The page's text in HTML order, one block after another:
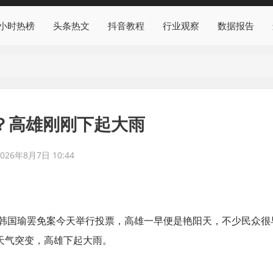
时热榜 头条热文 抖音教程 行业观察 数据报告
高雄刚刚下起大雨
年8月7日 10:44
国瑜罢免案今天举行投票，高雄一早便是艳阳天，不少民众很
突变，高雄下起大雨。